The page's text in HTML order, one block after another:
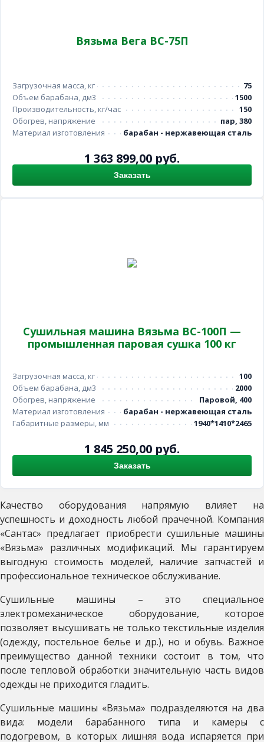
Вязьма Вега ВС-75П
Загрузочная масса, кг
75
Объем барабана, дм3
1500
Производительность, кг/час
150
Обогрев, напряжение
пар, 380
Материал изготовления
барабан - нержавеющая сталь
1 363 899,00 руб.
Заказать
Сушильная машина Вязьма ВС-100П —
промышленная паровая сушка 100 кг
Загрузочная масса, кг
100
Объем барабана, дм3
2000
Обогрев, напряжение
Паровой, 400
Материал изготовления
барабан - нержавеющая сталь
Габаритные размеры, мм
1940*1410*2465
1 845 250,00 руб.
Заказать
Качество оборудования напрямую влияет на
успешность и доходность любой прачечной. Компания
«Сантас» предлагает приобрести сушильные машины
«Вязьма» различных модификаций. Мы гарантируем
выгодную стоимость моделей, наличие запчастей и
профессиональное техническое обслуживание.
Сушильные машины – это специальное
электромеханическое оборудование, которое
позволяет высушивать не только текстильные изделия
(одежду, постельное белье и др.), но и обувь. Важное
преимущество данной техники состоит в том, что
после тепловой обработки значительную часть видов
одежды не приходится гладить.
Сушильные машины «Вязьма» подразделяются на два
вида: модели барабанного типа и камеры с
подогревом, в которых лишняя вода испаряется при